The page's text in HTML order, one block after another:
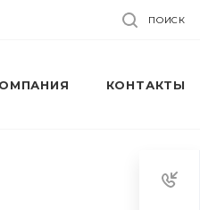
ПОИСК
КОНТАКТЫ